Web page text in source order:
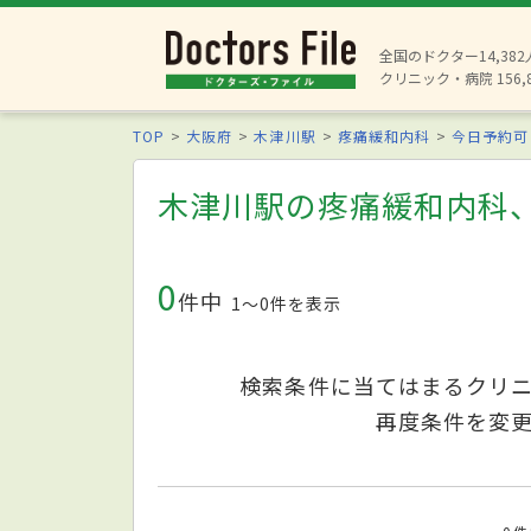
全国のドクター14,382
クリニック・病院
TOP 大阪府 木津川駅 疼痛緩和内科 今日予約可
木津川駅の疼痛緩和内科
0件中 1〜0件を表示
検索条件に当てはまるクリ
再度条件を変